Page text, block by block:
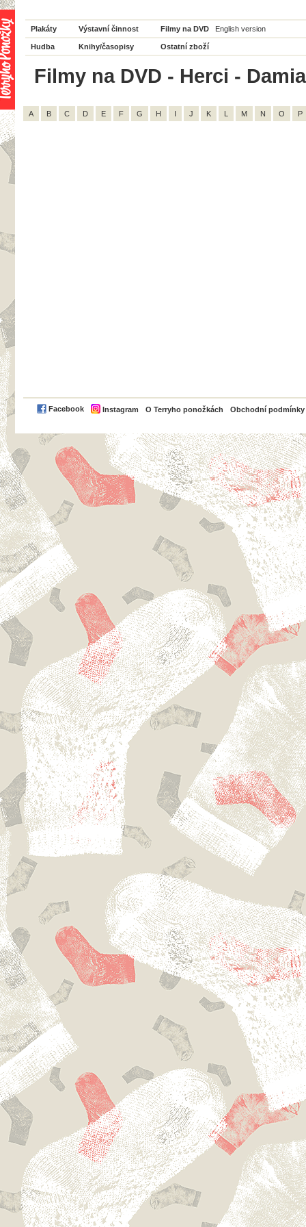
Plakáty Výstavní činnost Filmy na DVD English version
Hudba Knihy/časopisy Ostatní zboží
Filmy na DVD - Herci -
A B C D E F G H I J K L M N O P
Facebook Instagram O Terryho ponožkách Obchodní podmínky
PayPal